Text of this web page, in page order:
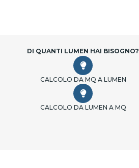
DI QUANTI LUMEN HAI BISOGNO?
CALCOLO DA MQ A LUMEN
CALCOLO DA LUMEN A MQ